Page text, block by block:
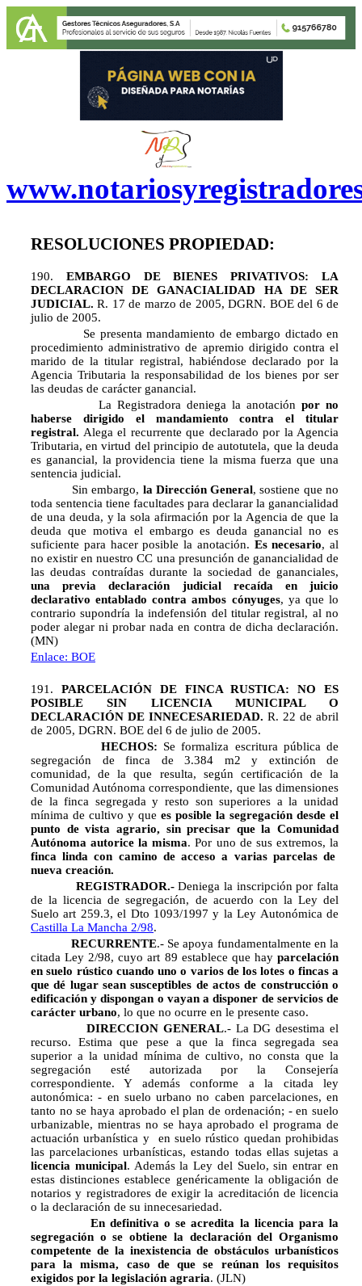
RESOLUCIONES PROPIEDAD:
190. EMBARGO DE BIENES PRIVATIVOS: LA
DECLARACION DE GANACIALIDAD HA DE SER
JUDICIAL.R. 17 de marzo de 2005, DGRN. BOE del 6 de
julio de 2005.
Se presenta mandamiento de embargo dictado en
procedimiento administrativo de apremio dirigido contra el
marido de la titular registral, habiéndose declarado por la
Agencia Tributaria la responsabilidad de los bienes por ser
las deudas de carácter ganancial.
La Registradora deniega la anotación por no
haberse dirigido el mandamiento contra el titular
registral. Alega el recurrente que declarado por la Agencia
Tributaria, en virtud del principio de autotutela, que la deuda
es ganancial, la providencia tiene la misma fuerza que una
sentencia judicial.
Sin embargo, la Dirección General, sostiene que no
toda sentencia tiene facultades para declarar la ganancialidad
de una deuda, y la sola afirmación por la Agencia de que la
deuda que motiva el embargo es deuda ganancial no es
suficiente para hacer posible la anotación. Es necesario, al
no existir en nuestro CC una presunción de ganancialidad de
las deudas contraídas durante la sociedad de gananciales,
una previa declaración judicial recaída en juicio
declarativo entablado contra ambos cónyuges, ya que lo
contrario supondría la indefensión del titular registral, al no
poder alegar ni probar nada en contra de dicha declaración.
(MN)
Enlace: BOE
191. PARCELACIÓN DE FINCA RUSTICA: NO ES
POSIBLE SIN LICENCIA MUNICIPAL O
DECLARACIÓN DE INNECESARIEDAD. R. 22 de abril
de 2005, DGRN. BOE del 6 de julio de 2005.
HECHOS: Se formaliza escritura pública de
segregación de finca de 3.384 m2 y extinción de
comunidad, de la que resulta, según certificación de la
Comunidad Autónoma correspondiente, que las dimensiones
de la finca segregada y resto son superiores a la unidad
mínima de cultivo y que  es posible la segregación desde el
punto de vista agrario, sin precisar quela Comunidad
Autónoma autorice la misma. Por uno de sus extremos, la
finca linda con camino de acceso a varias parcelas de
nueva creación.
REGISTRADOR.-Deniega la inscripción por falta
de la licencia de segregación, de acuerdo con la Ley del
Suelo art 259.3, el Dto 1093/1997 y la Ley Autonómica de
Castilla La Mancha 2/98.
RECURRENTE.- Se apoya fundamentalmente en la
citada Ley 2/98, cuyo art 89 establece que hay parcelación
en suelo rústico cuando uno o varios de los lotes o fincas a
que dé lugar sean susceptibles de actos de construcción o
edificación y dispongan o vayan a disponer de servicios de
carácter urbano, lo que no ocurre en le presente caso.
DIRECCION GENERAL.- La DG desestima el
recurso. Estima que pese a que la finca segregada sea
superior a la unidad mínima de cultivo, no consta que la
segregación esté autorizada por la Consejería
correspondiente. Y además conforme a la citada ley
autonómica: - en suelo urbano no caben parcelaciones, en
tanto no se haya aprobado el plan de ordenación; - en suelo
urbanizable, mientras no se haya aprobado el programa de
actuación urbanística y  en suelo rústico quedan prohibidas
las parcelaciones urbanísticas, estando todas ellas sujetas a
licencia municipal. Además la Ley del Suelo, sin entrar en
estas distinciones establece genéricamente la obligación de
notarios y registradores de exigir la acreditación de licencia
o la declaración de su innecesariedad.
En definitiva o se acredita la licencia para la
segregación o se obtiene la declaración del Organismo
competente de la inexistencia de obstáculos urbanísticos
para la misma, caso de que se reúnan los requisitos
exigidos por la legislación agraria. (JLN)